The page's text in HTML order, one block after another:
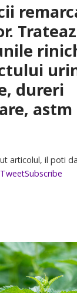
dureri
articolul, il poti
TweetSubscribe